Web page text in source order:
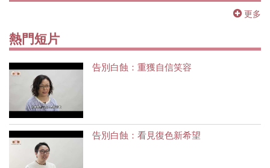
更多
熱門短片
告別白蝕：重獲自信笑容
告別白蝕：看見復色新希望